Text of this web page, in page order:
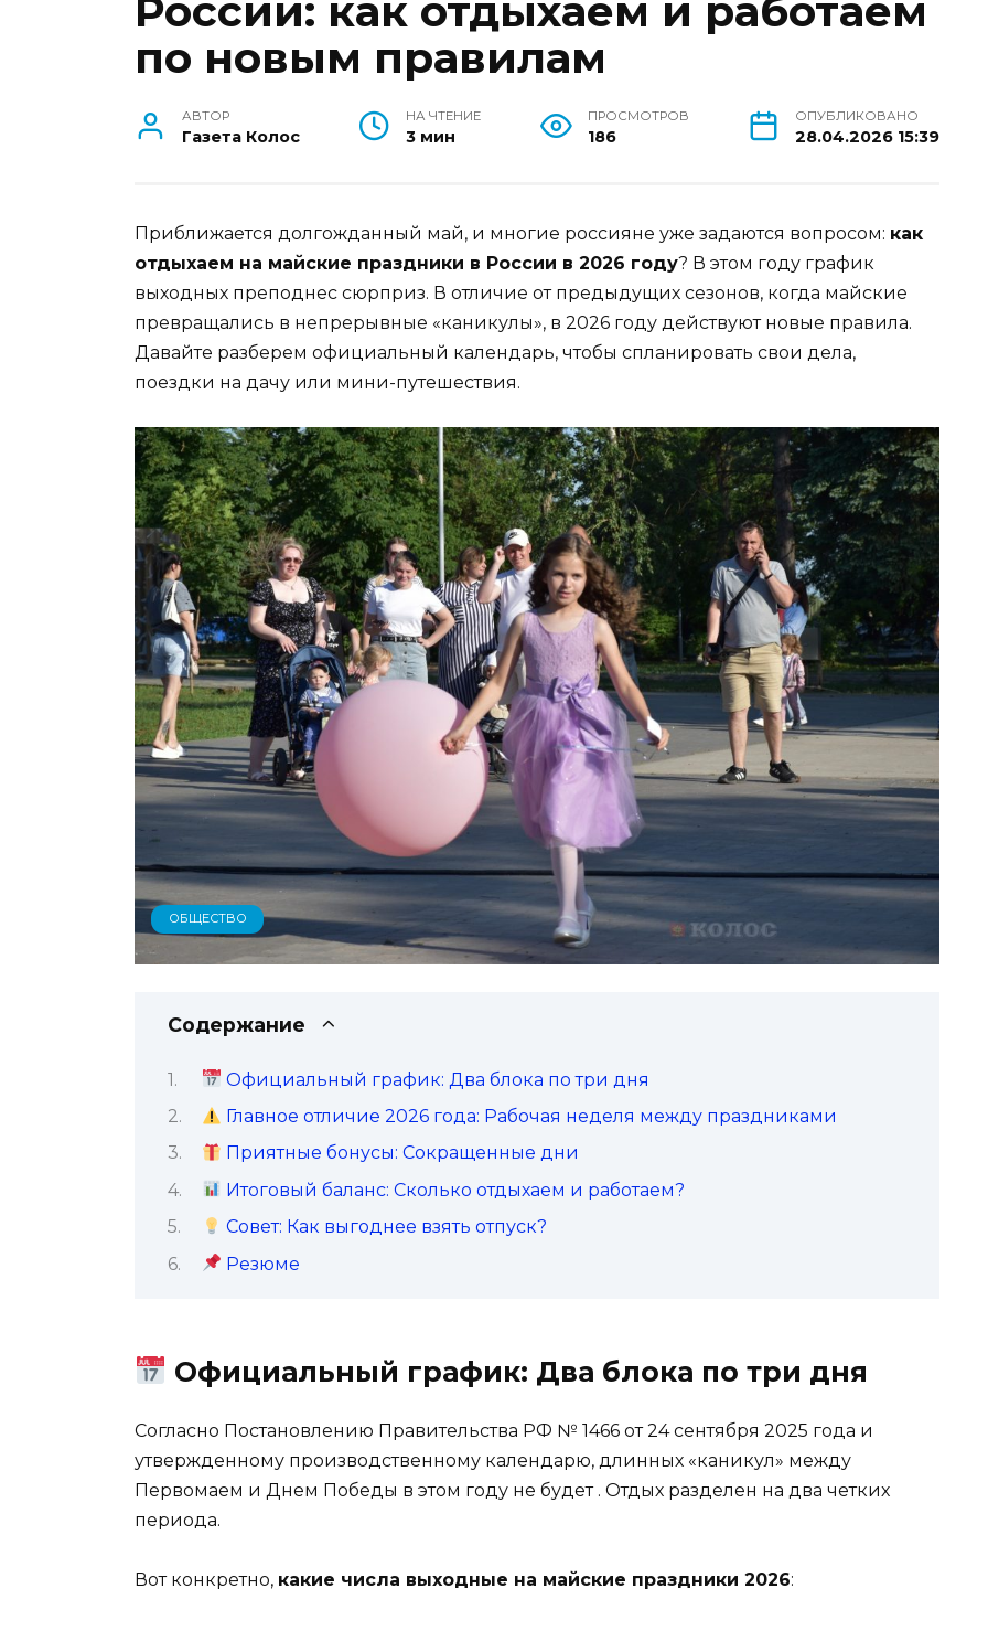
России: как отдыхаем и работаем
по новым правилам
АВТОР
Газета Колос
НА ЧТЕНИЕ
3 мин
ПРОСМОТРОВ
186
ОПУБЛИКОВАНО
28.04.2026 15:39
Приближается долгожданный май, и многие россияне уже задаются вопросом: как
отдыхаем на майские праздники в России в 2026 году? В этом году график
выходных преподнес сюрприз. В отличие от предыдущих сезонов, когда майские
превращались в непрерывные «каникулы», в 2026 году действуют новые правила.
Давайте разберем официальный календарь, чтобы спланировать свои дела,
поездки на дачу или мини-путешествия.
ОБЩЕСТВО
Содержание
Официальный график: Два блока по три дня
Главное отличие 2026 года: Рабочая неделя между праздниками
Приятные бонусы: Сокращенные дни
Итоговый баланс: Сколько отдыхаем и работаем?
Совет: Как выгоднее взять отпуск?
Резюме
Официальный график: Два блока по три дня
Согласно Постановлению Правительства РФ № 1466 от 24 сентября 2025 года и
утвержденному производственному календарю, длинных «каникул» между
Первомаем и Днем Победы в этом году не будет . Отдых разделен на два четких
периода.
Вот конкретно, какие числа выходные на майские праздники 2026: